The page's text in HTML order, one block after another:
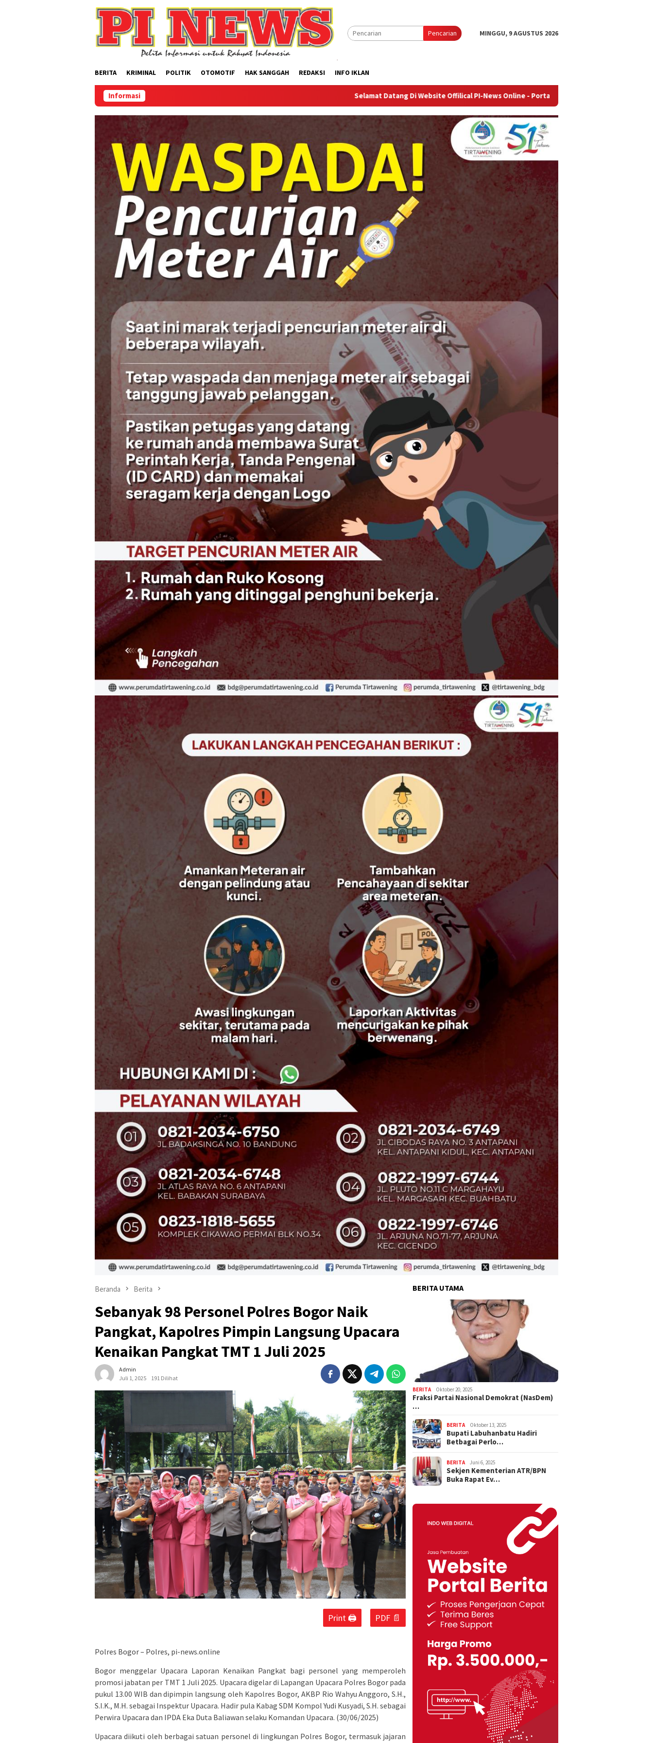
Pencarian
MINGGU, 9 AGUSTUS 2026
BERITA KRIMINAL POLITIK OTOMOTIF HAK SANGGAH REDAKSI INFO IKLAN
Informasi Selamat Datang Di Website Offilical PI-News Online - Portal Berita Terupdate & Terpercaya
Beranda Berita
Sebanyak 98 Personel Polres Bogor Naik
Pangkat, Kapolres Pimpin Langsung Upacara
Kenaikan Pangkat TMT 1 Juli 2025
Admin
Juli 1, 2025
191 Dilihat
Print 🖨 PDF 📄
Polres Bogor – Polres, pi-news.online
Bogor menggelar Upacara Laporan Kenaikan Pangkat bagi personel yang memperoleh
promosi jabatan per TMT 1 Juli 2025. Upacara digelar di Lapangan Upacara Polres Bogor pada
pukul 13.00 WIB dan dipimpin langsung oleh Kapolres Bogor, AKBP Rio Wahyu Anggoro, S.H.,
S.I.K., M.H. sebagai Inspektur Upacara. Hadir pula Kabag SDM Kompol Yudi Kusyadi, S.H. sebagai
Perwira Upacara dan IPDA Eka Duta Baliawan selaku Komandan Upacara. (30/06/2025)
Upacara diikuti oleh berbagai satuan personel di lingkungan Polres Bogor, termasuk jajaran
BERITA UTAMA
BERITA Oktober 20, 2025
Fraksi Partai Nasional Demokrat (NasDem)
…
BERITA Oktober 13, 2025
Bupati Labuhanbatu Hadiri
Betbagai Perlo…
BERITA Juni 6, 2025
Sekjen Kementerian ATR/BPN
Buka Rapat Ev…